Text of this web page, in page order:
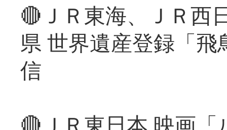
🔴ＪＲ東海、ＪＲ西
県 世界遺産登録「
信